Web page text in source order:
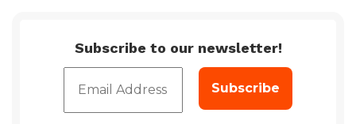
Subscribe to our newsletter!